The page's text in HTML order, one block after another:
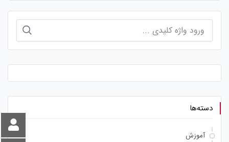
جستجو
برای:
دسته‌ها
آموزش